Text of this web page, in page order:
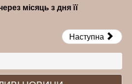
місяць з дня її
Наступна